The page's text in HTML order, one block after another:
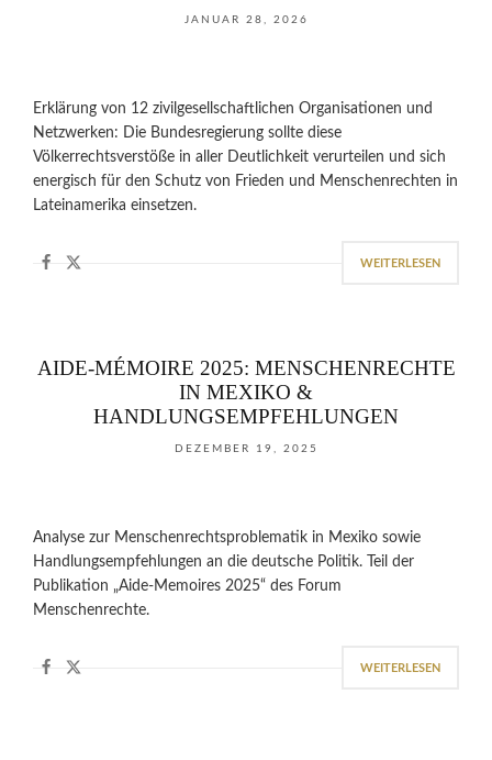
JANUAR 28, 2026
Erklärung von 12 zivilgesellschaftlichen Organisationen und
Netzwerken: Die Bundesregierung sollte diese
Völkerrechtsverstöße in aller Deutlichkeit verurteilen und sich
energisch für den Schutz von Frieden und Menschenrechten in
Lateinamerika einsetzen.
WEITERLESEN
AIDE-MÉMOIRE 2025: MENSCHENRECHTE
IN MEXIKO &
HANDLUNGSEMPFEHLUNGEN
DEZEMBER 19, 2025
Analyse zur Menschenrechtsproblematik in Mexiko sowie
Handlungsempfehlungen an die deutsche Politik. Teil der
Publikation „Aide-Memoires 2025“ des Forum
Menschenrechte.
WEITERLESEN